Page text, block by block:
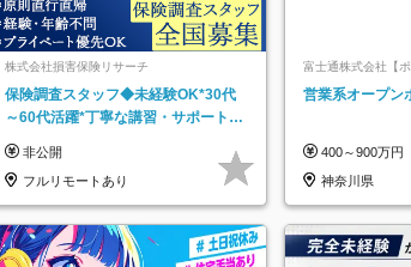
株式会社損害保険リサーチ
保険調査スタッフ◆未経験OK*30代
～60代活躍*丁寧な講習・サポートあ
託
非公開
フルリモートあり
富士通株式会社【
営業系オープン
400～900万円
神奈川県